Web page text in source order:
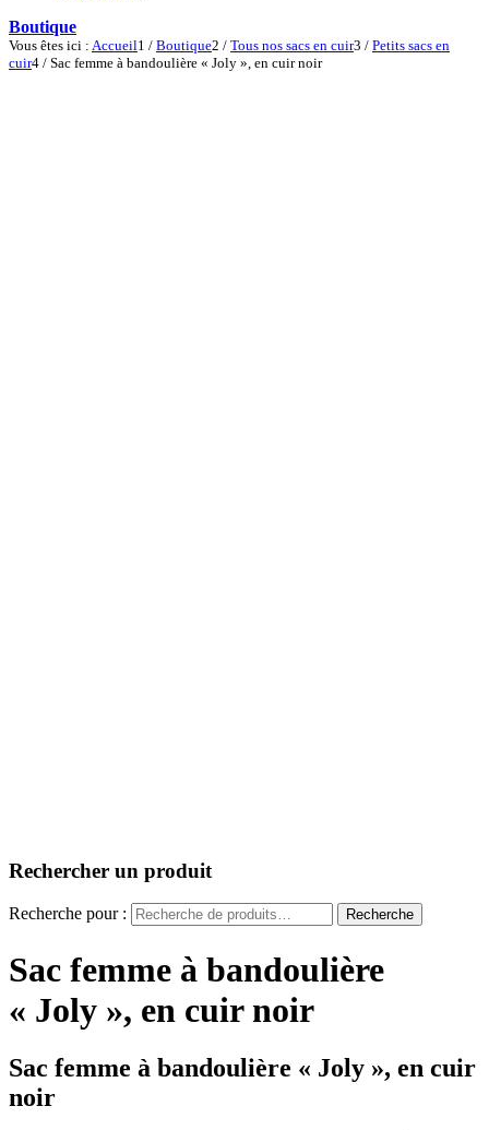
Boutique
Vous êtes ici : Accueil1 / Boutique2 / Tous nos sacs en cuir3 / Petits sacs en
cuir4 / Sac femme à bandoulière « Joly », en cuir noir
Rechercher un produit
Recherche pour : Recherche
Sac femme à bandoulière
« Joly », en cuir noir
Sac femme à bandoulière « Joly », en cuir
noir